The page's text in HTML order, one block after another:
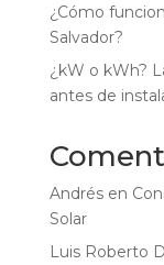
¿Cómo
Salvador?
¿kW o kWh?
antes de
Andrésen
Solar
Luis Roberto